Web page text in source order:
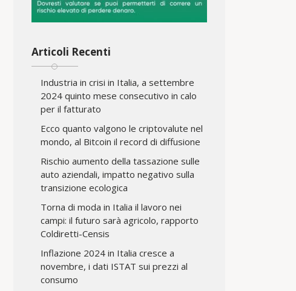
Articoli Recenti
Industria in crisi in Italia, a settembre
2024 quinto mese consecutivo in calo
per il fatturato
Ecco quanto valgono le criptovalute nel
mondo, al Bitcoin il record di diffusione
Rischio aumento della tassazione sulle
auto aziendali, impatto negativo sulla
transizione ecologica
Torna di moda in Italia il lavoro nei
campi: il futuro sarà agricolo, rapporto
Coldiretti-Censis
Inflazione 2024 in Italia cresce a
novembre, i dati ISTAT sui prezzi al
consumo